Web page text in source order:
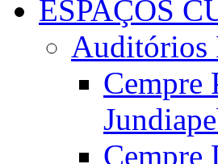
ESPAÇOS
Auditórios
Cempre
Cempre